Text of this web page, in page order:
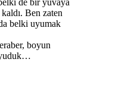
kaldı. Ben zaten
belki uyumak
boyun